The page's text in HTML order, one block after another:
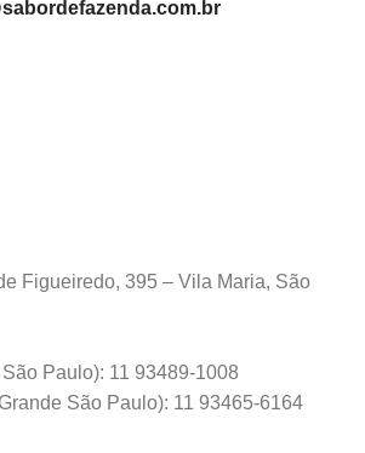
Figueiredo, 395 – Vila Maria, São
Paulo): 11 93489-1008
São Paulo): 11 93465-6164